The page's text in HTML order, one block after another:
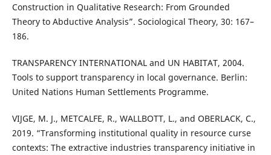
Construction in Qualitative Research: From Grounded
Theory to Abductive Analysis”. Sociological Theory, 30: 167–
186.
TRANSPARENCY INTERNATIONAL and UN HABITAT, 2004.
Tools to support transparency in local governance. Berlin:
United Nations Human Settlements Programme.
VIJGE, M. J., METCALFE, R., WALLBOTT, L., and OBERLACK, C.,
2019. “Transforming institutional quality in resource curse
contexts: The extractive industries transparency initiative in